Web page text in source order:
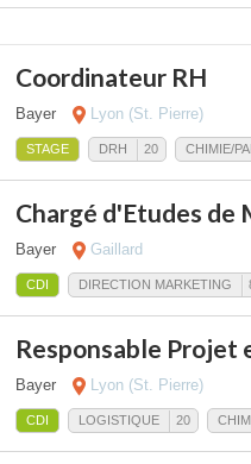
Coordinateur RH
Bayer Lyon (St. Pierre)
STAGE DRH 20 CHIMIE/
Chargé d'Etudes de
Bayer Gaillard
CDI DIRECTION MARKETING
Responsable Projet
Bayer Lyon (St. Pierre)
CDI LOGISTIQUE 20